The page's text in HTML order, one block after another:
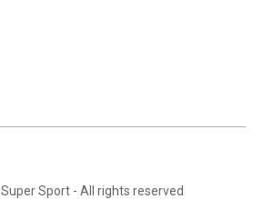
Super Sport- All rights reserved